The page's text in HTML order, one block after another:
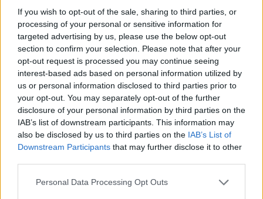
If you wish to opt-out of the sale, sharing to third parties, or
processing of your personal or sensitive information for
targeted advertising by us, please use the below opt-out
section to confirm your selection. Please note that after your
opt-out request is processed you may continue seeing
interest-based ads based on personal information utilized by
us or personal information disclosed to third parties prior to
your opt-out. You may separately opt-out of the further
disclosure of your personal information by third parties on the
IAB’s list of downstream participants. This information may
also be disclosed by us to third parties on the IAB’s List of
Downstream Participants that may further disclose it to other
Personal Data Processing Opt Outs